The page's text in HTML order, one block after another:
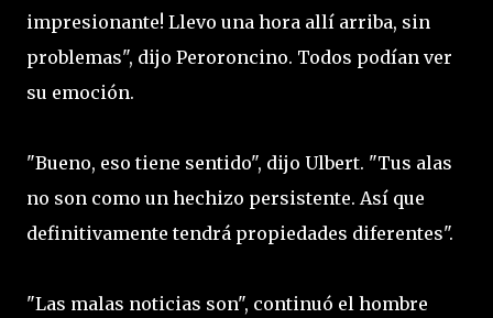
impresionante! Llevo una hora allí arriba, sin
problemas", dijo Peroroncino. Todos podían ver
su emoción.
"Bueno, eso tiene sentido", dijo Ulbert. "Tus alas
no son como un hechizo persistente. Así que
definitivamente tendrá propiedades diferentes".
"Las malas noticias son", continuó el hombre